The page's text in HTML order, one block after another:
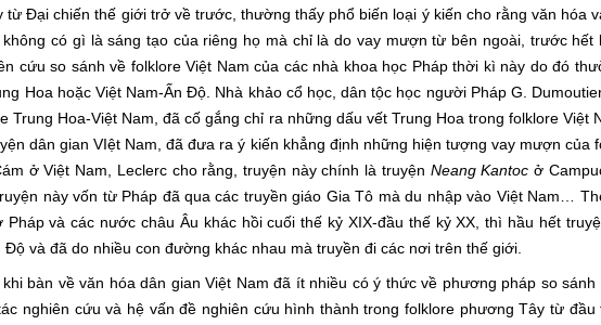
chiến thế giới trở về trước, thường thấy phổ biến loại ý kiến cho rằng văn hóa
có gì là sáng tạo của riêng họ mà chỉ là do vay mượn từ bên ngoài, trước hết
cứu so sánh về folklore Việt Nam của các nhà khoa học Pháp thời kì này do đó
Hoa hoặc Việt Nam-Ấn Độ. Nhà khảo cổ học, dân tộc học người Pháp G.
Trung Hoa-Việt Nam, đã cố gắng chỉ ra những dấu vết Trung Hoa trong folklore Việt
dân gian VIệt Nam, đã đưa ra ý kiến khẳng định những hiện tượng vay mượn của
ở Việt Nam, Leclerc cho rằng, truyện này chính là truyện Neang Kantocở
này vốn từ Pháp đã qua các truyền giáo Gia Tô mà du nhập vào Việt Nam…
và các nước châu Âu khác hồi cuối thế kỷ XIX-đầu thế kỷ XX, thì hầu hết
và đã do nhiều con đường khác nhau mà truyền đi các nơi trên thế giới.
về văn hóa dân gian Việt Nam đã ít nhiều có ý thức về phương pháp so sánh
nghiên cứu và hệ vấn đề nghiên cứu hình thành trong folklore phương Tây từ đầu